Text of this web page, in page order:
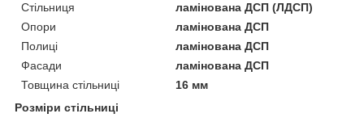
Стільниця
ламінована ДСП (ЛДСП)
Опори
ламінована ДСП
Полиці
ламінована ДСП
Фасади
ламінована ДСП
Товщина стільниці
16 мм
Розміри стільниці